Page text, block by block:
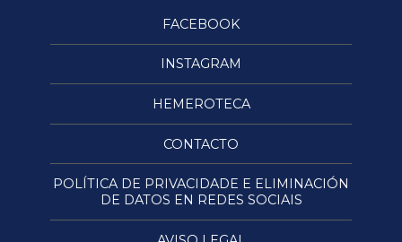
FACEBOOK
INSTAGRAM
HEMEROTECA
CONTACTO
POLÍTICA DE PRIVACIDADE E ELIMINACIÓN
DE DATOS EN REDES SOCIAIS